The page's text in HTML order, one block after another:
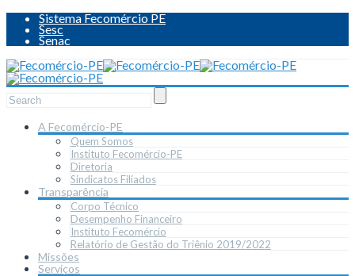
Sistema Fecomércio PE
Sesc
Senac
A Fecomércio-PE
Quem Somos
Instituto Fecomércio-PE
Diretoria
Sindicatos Filiados
Transparência
Corpo Técnico
Desempenho Financeiro
Instituto Fecomércio
Relatório de Gestão do Triênio 2019/2022
Missões
Serviços